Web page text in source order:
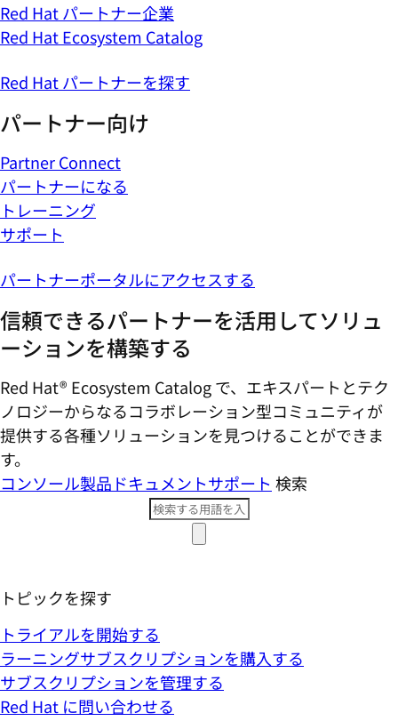
Red Hat パートナー企業
Red Hat Ecosystem Catalog
Red Hat パートナーを探す
パートナー向け
Partner Connect
パートナーになる
トレーニング
サポート
パートナーポータルにアクセスする
信頼できるパートナーを活用してソリュ
ーションを構築する
Red Hat® Ecosystem Catalog で、エキスパートとテク
ノロジーからなるコラボレーション型コミ​ュニティが
提供する各種ソリューションを見つけることができま
す。
コンソール製品ドキュメントサポート 検索
トピックを探す
トライアルを開始する
ラーニングサブスクリプションを購入する
サブスクリプションを管理する
Red Hat に問い合わせる